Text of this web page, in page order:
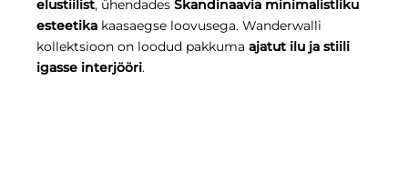
elustiilist, ühendades Skandinaavia minimalistliku
esteetikakaasaegse loovusega. Wanderwalli
kollektsioon on loodud pakkuma ajatut ilu ja stiili
igasse interjööri.